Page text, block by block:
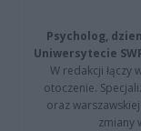
Psycholog,
Uniwersytecie
W redakcji łączy
otoczenie.
oraz
zmiany